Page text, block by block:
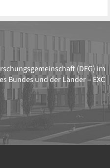
(DFG) im
Bundes und der Länder – EXC